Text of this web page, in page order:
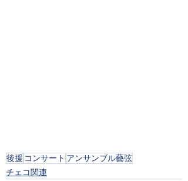
後援 コンサート アンサンブル藝弦
チェコ関連